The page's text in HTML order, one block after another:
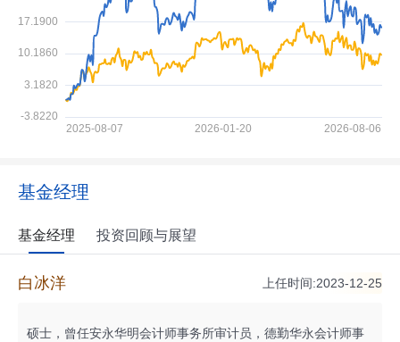
基金经理
基金经理 投资回顾与展望
白冰洋 上任时间:2023-12-25
硕士，曾任安永华明会计师事务所审计员，德勤华永会计师事